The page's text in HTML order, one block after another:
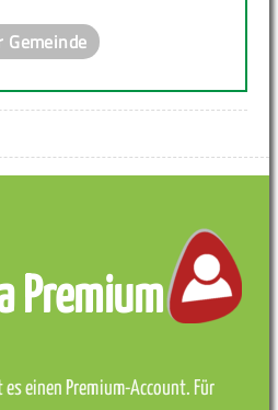
Gemeinde
Premium
einen Premium-Account. Für